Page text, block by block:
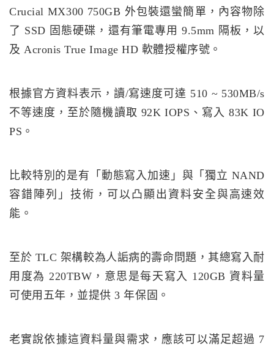
Crucial MX300 750GB 外包裝還蠻簡單，內容物除
了 SSD 固態硬碟，還有筆電專用 9.5mm 隔板，以
及 Acronis True Image HD 軟體授權序號。
根據官方資料表示，讀/寫速度可達 510 ~ 530MB/s
不等速度，至於隨機讀取 92K IOPS、寫入 83K IO
PS。
比較特別的是有「動態寫入加速」與「獨立 NAND
容錯陣列」技術，可以凸顯出資料安全與高速效
能。
至於 TLC 架構較為人詬病的壽命問題，其總寫入耐
用度為 220TBW，意思是每天寫入 120GB 資料量
可使用五年，並提供 3 年保固。
老實說依據這資料量與需求，應該可以滿足超過 7